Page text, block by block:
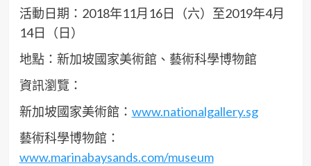
活動日期：2018年11月16日（六）至2019年4月
14日（日）
地點：新加坡國家美術館、藝術科學博物館
資訊瀏覽：
新加坡國家美術館： www.nationalgallery.sg
藝術科學博物館：
www.marinabaysands.com/museum